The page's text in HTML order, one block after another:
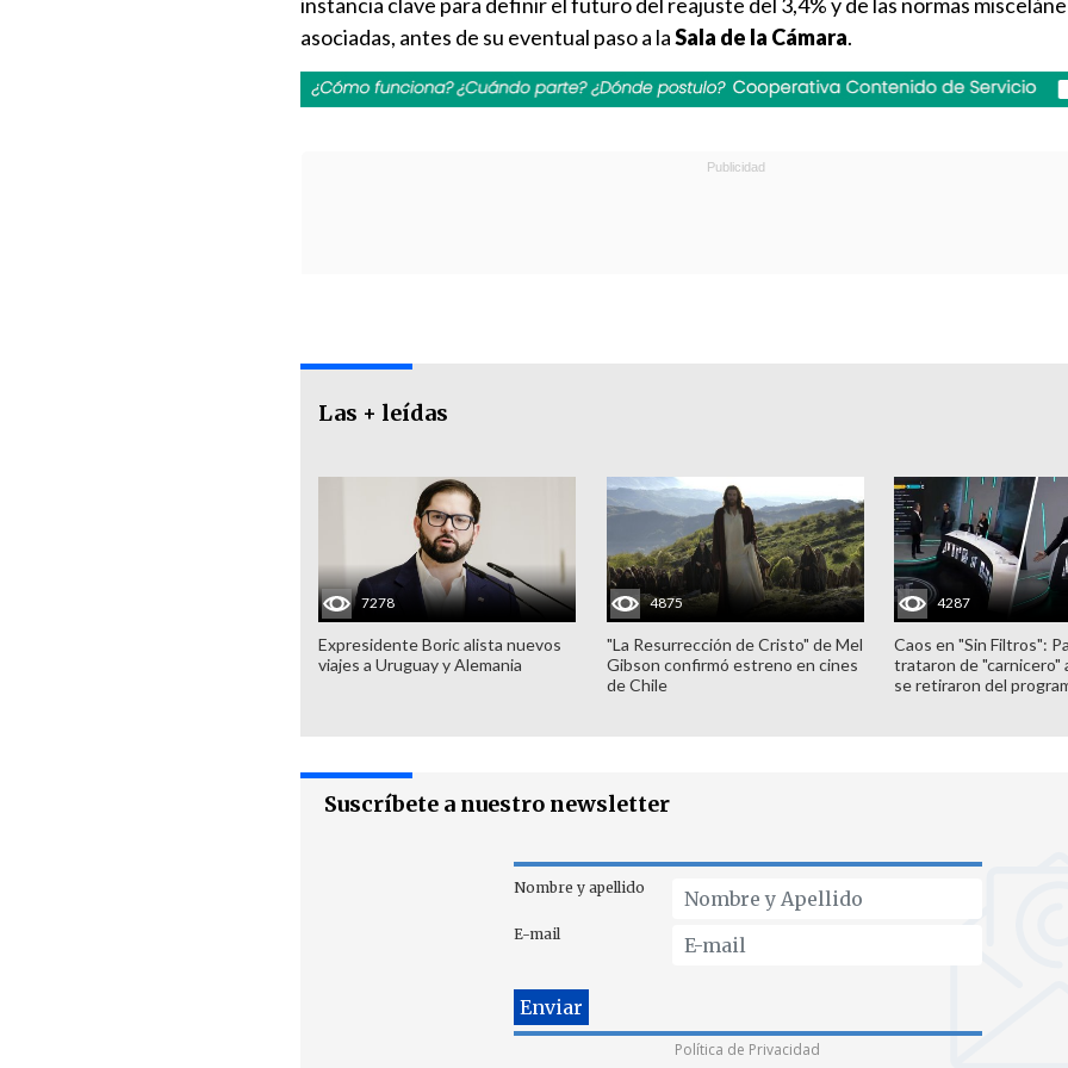
asociadas, antes de su eventual paso a laSala de la Cámara.
Las + leídas
7278
Expresidente Boric alista nuevos
viajes a Uruguay y Alemania
4875
"La Resurrección de Cristo" de Mel
Gibson confirmó estreno en cines
de Chile
4287
Caos en "Sin Filtros":
trataron de "carnicero"
se retiraron del
Suscríbete a nuestro newsletter
Nombre y apellido
E-mail
Política de Privacidad